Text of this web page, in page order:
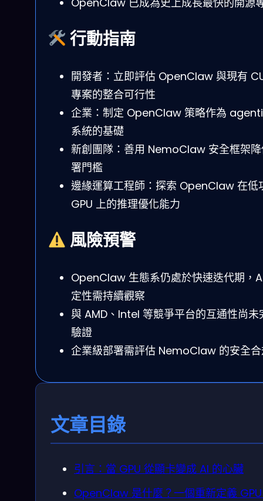
行動指南
開發者：立即評估 OpenClaw 與現有
專案的整合可行性
企業：制定 OpenClaw 策略作為
系統的基礎
新創團隊：善用 NemoClaw 安全框架
署門檻
邊緣運算工程師：探索 OpenClaw 在低
GPU 上的推理優化能力
風險預警
OpenClaw 生態系仍處於快速迭代期，
定性需持續觀察
與 AMD、Intel 等競爭平台的互通性尚未
驗證
企業級部署需評估 NemoClaw 的安全
文章目錄
引言：當 GPU 從顯卡變成 AI 的心臟
OpenClaw 是什麼？一個重新定義